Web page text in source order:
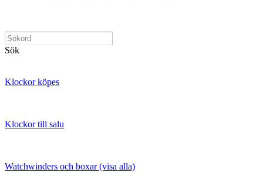
Sök
Klockor köpes
Klockor till salu
Watchwinders och boxar (visa alla)